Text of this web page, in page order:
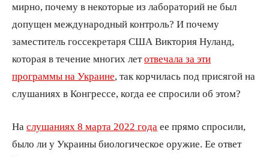
мирно, почему в некоторые из лабораторий не был
допущен международный контроль? И почему
заместитель госсекретаря США Виктория Нуланд,
которая в течение многих летотвечала за эти
программы на Украине , так корчилась под присягой на
слушаниях в Конгрессе, когда ее спросили об этом?
На слушаниях 8 марта 2022 года ее прямо спросили,
было ли у Украины биологическое оружие. Ее ответ